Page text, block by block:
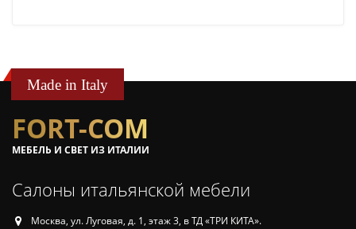
Made in Italy
FORT-COM
МЕБЕЛЬ И СВЕТ ИЗ ИТАЛИИ
Салоны итальянской мебели
Москва, ул. Луговая, д. 1, этаж 3, в ТД «ТРИ КИТА».